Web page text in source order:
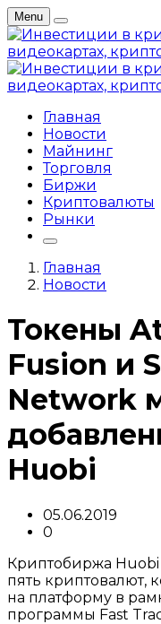
Menu
Главная
Новости
Майнинг
Торговля
Биржи
Криптовалюты
Рынки
Главная
Новости
Токены
Fusion и
Network
Huobi
05.06.2019
0
Криптобиржа Huobi
пять криптовалют,
на платформу в
программы Fast